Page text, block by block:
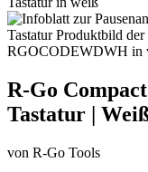
R-Go
Tastatur |
von R-Go Tools